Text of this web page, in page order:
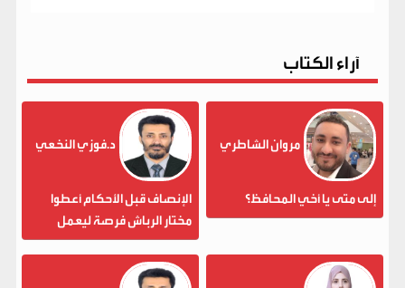
آراء الكتاب
مروان الشاطري
إلى متى يا أخي المحافظ؟
د.فوزي النخعي
الإنصاف قبل الأحكام أعطوا
مختار الرباش فرصة ليعمل